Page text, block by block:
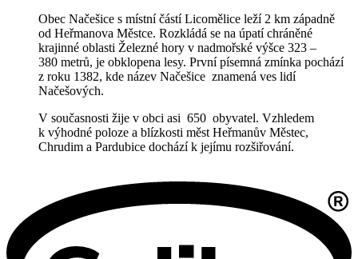
Obec Načešice s místní částí Licomělice leží 2 km západně
od Heřmanova Městce. Rozkládá se na úpatí chráněné
krajinné oblasti Železné hory v nadmořské výšce 323 –
380 metrů, je obklopena lesy. První písemná zmínka pochází
z roku 1382, kde název Načešice znamená ves lidí
Načešových.
V současnosti žije v obci asi 650 obyvatel. Vzhledem
k výhodné poloze a blízkosti měst Heřmanův Městec,
Chrudim a Pardubice dochází k jejímu rozšiřování.